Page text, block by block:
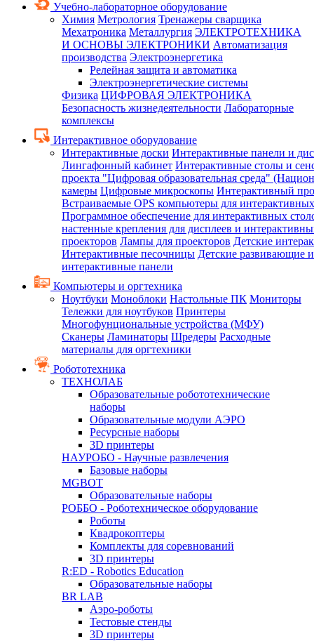
Учебно-лабораторное оборудование
Химия Метрология Тренажеры сварщика
Мехатроника Металлургия ЭЛЕКТРОТЕХНИКА
И ОСНОВЫ ЭЛЕКТРОНИКИ Автоматизация
производства Электроэнергетика
Релейная защита и автоматика
Электроэнергетические системы
Физика ЦИФРОВАЯ ЭЛЕКТРОНИКА
Безопасность жизнедеятельности Лабораторные
комплексы
Интерактивное оборудование
Интерактивные доски Интерактивные панели и
Лингафонный кабинет Интерактивные столы и
проекта "Цифровая образовательная среда"
камеры Цифровые микроскопы Интерактивный
Встраиваемые OPS компьютеры для
Программное обеспечение для интерактивных
настенные крепления для дисплеев и
проекторов Лампы для проекторов Детские
Интерактивные песочницы Детские развивающие
интерактивные панели
Компьютеры и оргтехника
Ноутбуки Моноблоки Настольные ПК Мониторы
Тележки для ноутбуков Принтеры
Многофунциональные устройства (МФУ)
Сканеры Ламинаторы Шредеры Расходные
материалы для оргтехники
Робототехника
ТЕХНОЛАБ
Образовательные робототехнические
наборы
Образовательные модули АЭРО
Ресурсные наборы
3D принтеры
НАУРОБО - Научные развлечения
Базовые наборы
MGBOT
Образовательные наборы
РОББО - Роботехническое оборудование
Роботы
Квадрокоптеры
Комплекты для соревнований
3D принтеры
R:ED - Robotics Education
Образовательные наборы
BR LAB
Аэро-роботы
Тестовые стенды
3D принтеры